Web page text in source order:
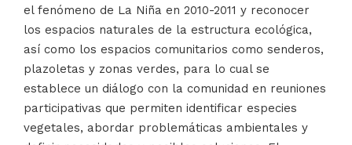
el fenómeno de La Niña en 2010-2011 y reconocer
los espacios naturales de la estructura ecológica,
así como los espacios comunitarios como senderos,
plazoletas y zonas verdes, para lo cual se
establece un diálogo con la comunidad en reuniones
participativas que permiten identificar especies
vegetales, abordar problemáticas ambientales y